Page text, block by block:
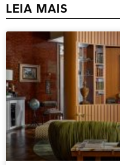
LEIA MAIS